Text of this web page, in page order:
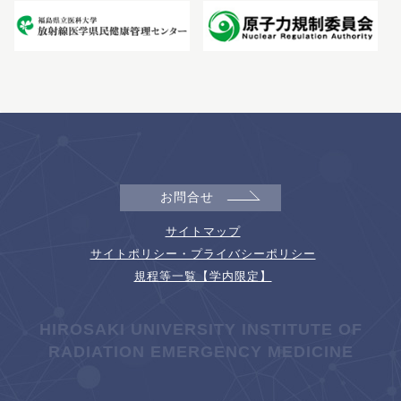
お問合せ
サイトマップ
サイトポリシー・プライバシーポリシー
規程等一覧【学内限定】
HIROSAKI UNIVERSITY INSTITUTE OF
RADIATION EMERGENCY MEDICINE